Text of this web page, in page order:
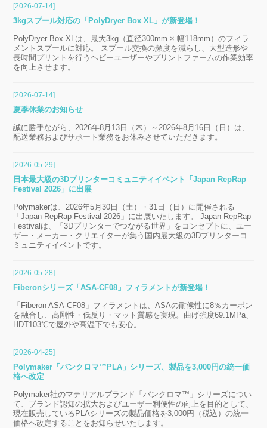
[2026-07-14]
3kgスプール対応の「PolyDryer Box XL」が新登場！
PolyDryer Box XLは、最大3kg（直径300mm × 幅118mm）のフィラ
メントスプールに対応。 スプール交換の頻度を減らし、大型造形や
長時間プリントを行うヘビーユーザーやプリントファームの作業効率
を向上させます。
[2026-07-14]
夏季休業のお知らせ
誠に勝手ながら、2026年8月13日（木）～2026年8月16日（日）は、
配送業務およびサポート業務をお休みさせていただきます。
[2026-05-29]
日本最大級の3Dプリンターコミュニティイベント「Japan RepRap
Festival 2026」に出展
Polymakerは、2026年5月30日（土）・31日（日）に開催される
「Japan RepRap Festival 2026」に出展いたします。 Japan RepRap
Festivalは、「3Dプリンターでつながる世界」をコンセプトに、ユー
ザー・メーカー・クリエイターが集う国内最大級の3Dプリンターコ
ミュニティイベントです。
[2026-05-28]
Fiberonシリーズ「ASA-CF08」フィラメントが新登場！
「Fiberon ASA-CF08」フィラメントは、ASAの耐候性に8％カーボン
を融合し、高剛性・低反り・マット質感を実現。曲げ強度69.1MPa、
HDT103℃で屋外や高温下でも安心。
[2026-04-25]
Polymaker「パンクロマ™PLA」シリーズ、製品を3,000円の統一価
格へ改定
Polymaker社のマテリアルブランド「パンクロマ™」シリーズについ
て、ブランド認知の拡大およびユーザー利便性の向上を目的として、
現在販売しているPLAシリーズの製品価格を3,000円（税込）の統一
価格へ改定することをお知らせいたします。